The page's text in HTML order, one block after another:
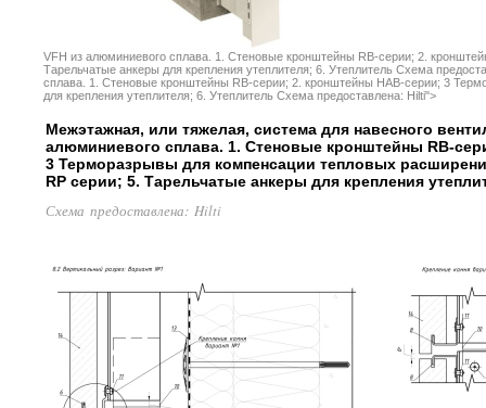
VFH из алюминиевого сплава. 1. Стеновые кронштейны RB-серии; 2.
Тарельчатые анкеры для крепления утеплителя; 6. Утеплитель Схема
сплава. 1. Стеновые кронштейны RB-серии; 2. кронштейны HAB-серии; 3
для крепления утеплителя; 6. Утеплитель Схема предоставлена: Hilti">
Межэтажная, или тяжелая, система для навесного
алюминиевого сплава. 1. Стеновые кронштейны RB-
3 Терморазрывы для компенсации тепловых
RP серии; 5. Тарельчатые анкеры для крепления
Схема предоставлена: Hilti